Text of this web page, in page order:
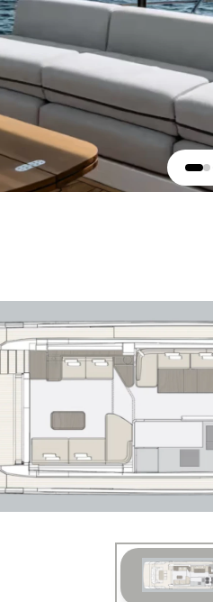
SPORTFLY 76'